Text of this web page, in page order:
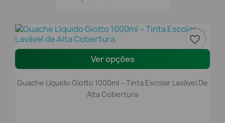
Ver opções
Guache Líquido Giotto 1000ml – Tinta Escolar Lavável De
Alta Cobertura
favorite_border